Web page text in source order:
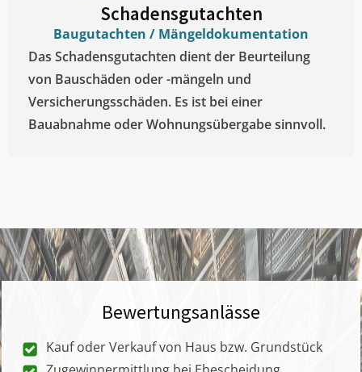
Schadensgutachten
Baugutachten / Mängeldokumentation
Das Schadensgutachten dient der Beurteilung
von Bauschäden oder -mängeln und
Versicherungsschäden. Es ist bei einer
Bauabnahme oder Wohnungsübergabe sinnvoll.
Bewertungsanlässe
Kauf oder Verkauf von Haus bzw. Grundstück